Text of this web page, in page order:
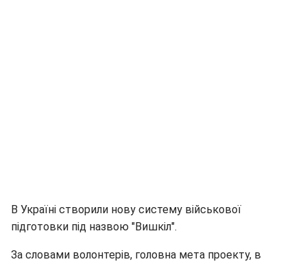
В Україні створили нову систему військової
підготовки під назвою "Вишкіл".
За словами волонтерів, головна мета проекту, в